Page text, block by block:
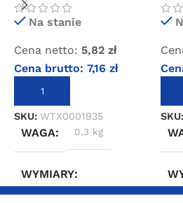
Na stanie
Cena netto: 5,82 zł
Cena brutto: 7,16 zł
DODAJ DO KOSZYKA
SKU: WTX0001935
WAGA 0,3 kg
WYMIARY
SKU: